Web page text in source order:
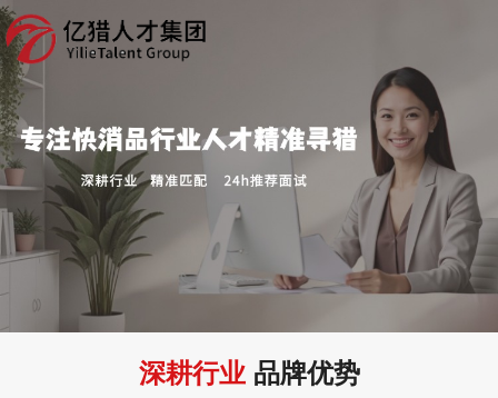
深耕行业品牌优势